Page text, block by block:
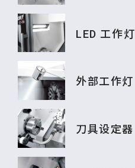
LED 工作灯
外部工作灯
刀具设定器